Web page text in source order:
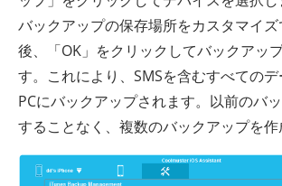
バックアップの保存場所をカスタマイ
後、「OK」をクリックしてバックアッ
す。これにより、SMSを含むすべての
PCにバックアップされます。以前のバ
することなく、複数のバックアップを作